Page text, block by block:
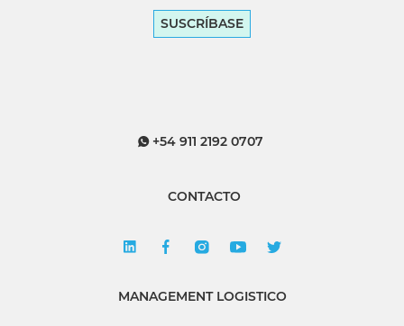
SUSCRÍBASE
+54 911 2192 0707
CONTACTO
MANAGEMENT LOGISTICO